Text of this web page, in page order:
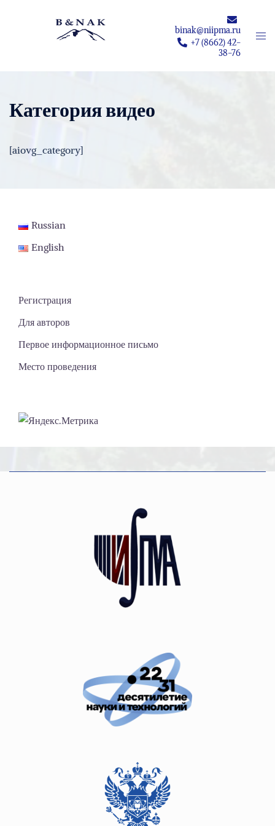
содержимому
binak@niipma.ru
+7 (8662) 42-
38-76
Категория видео
[aiovg_category]
Russian
English
Регистрация
Для авторов
Первое информационное письмо
Место проведения